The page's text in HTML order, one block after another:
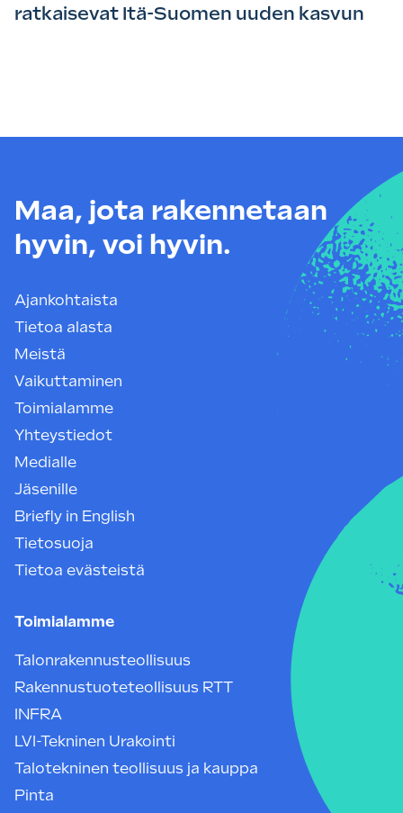
ratkaisevat Itä-Suomen uuden kasvun
Maa, jota rakennetaan
hyvin, voi hyvin.
Ajankohtaista
Tietoa alasta
Meistä
Vaikuttaminen
Toimialamme
Yhteystiedot
Medialle
Jäsenille
Briefly in English
Tietosuoja
Tietoa evästeistä
Toimialamme
Talonrakennusteollisuus
Rakennustuoteteollisuus RTT
INFRA
LVI-Tekninen Urakointi
Talotekninen teollisuus ja kauppa
Pinta